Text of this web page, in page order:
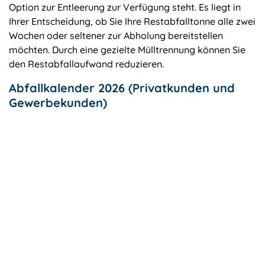
Option zur Entleerung zur Verfügung steht. Es liegt in
Ihrer Entscheidung, ob Sie Ihre Restabfalltonne alle zwei
Wochen oder seltener zur Abholung bereitstellen
möchten. Durch eine gezielte Mülltrennung können Sie
den Restabfallaufwand reduzieren.
Abfallkalender 2026 (Privatkunden und
Gewerbekunden)